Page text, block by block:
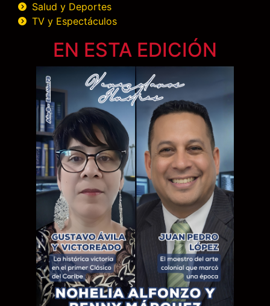
Salud y Deportes
TV y Espectáculos
EN ESTA EDICIÓN